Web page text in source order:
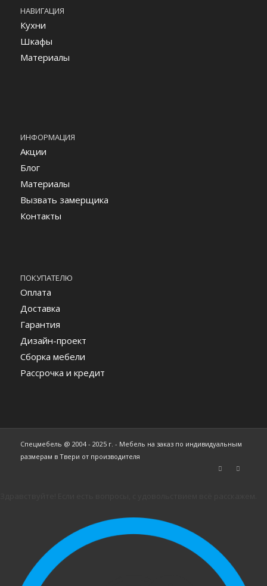
НАВИГАЦИЯ
Кухни
Шкафы
Материалы
ИНФОРМАЦИЯ
Акции
Блог
Материалы
Вызвать замерщика
Контакты
ПОКУПАТЕЛЮ
Оплата
Доставка
Гарантия
Дизайн-проект
Сборка мебели
Рассрочка и кредит
Спецмебель @ 2004 - 2025 г. - Мебель на заказ по индивидуальным
размерам в Твери от производителя